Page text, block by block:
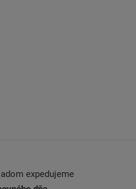
expedujeme